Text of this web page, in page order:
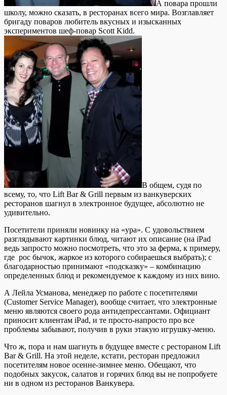
А повара прошли
школу, можно сказать, в ресторанах всего мира. Возглавляет
бригаду поваров любитель вкусных и изысканных
экспериментов шеф-повар Scott Kidd.
В общем, судя по
всему, то, что Lift Bar & Grill первым из ванкуверских
ресторанов шагнул в электронное будущее, абсолютно не
удивительно.
Посетители приняли новинку на «ура». С удовольствием
разглядывают картинки блюд, читают их описание (на iPad
ведь запросто можно посмотреть, что это за ферма, к примеру,
где рос бычок, жаркое из которого собираешься выбрать); с
благодарностью принимают «подсказку» – комбинацию
определенных блюд и рекомендуемое к каждому из них вино.
А Лейла Усманова, менеджер по работе с посетителями
(Customer Service Manager), вообще считает, что электронные
меню являются своего рода антидепрессантами. Официант
приносит клиентам iPad, и те просто-напросто про все
проблемы забывают, получив в руки этакую игрушку-меню.
Что ж, пора и нам шагнуть в будущее вместе с рестораном Lift
Bar & Grill. На этой неделе, кстати, ресторан предложил
посетителям новое осенне-зимнее меню. Обещают, что
подобных закусок, салатов и горячих блюд вы не попробуете
ни в одном из ресторанов Ванкувера.